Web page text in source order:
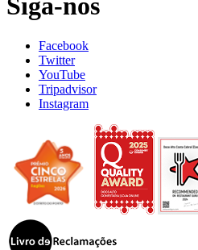
Facebook
Twitter
YouTube
Tripadvisor
Instagram